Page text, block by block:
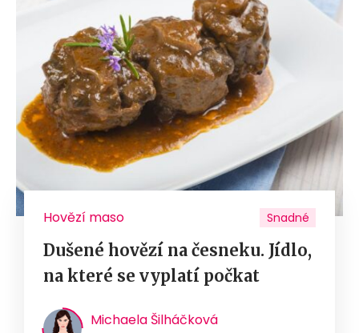
Hovězí maso Snadné
Dušené hovězí na česneku. Jídlo,
na které se vyplatí počkat
Michaela Šilháčková